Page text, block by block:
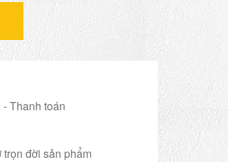
Thanh toán
đời sản phẩm